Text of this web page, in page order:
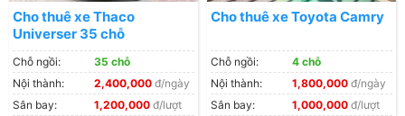
Cho thuê xe Thaco
Universer 35 chỗ
Chỗ ngồi:
35 chỗ
Nội thành:
2,400,000 đ/ngày
Sân bay:
1,200,000 đ/lượt
Cho thuê xe Toyota Camry
Chỗ ngồi:
4 chỗ
Nội thành:
1,800,000 đ/ngày
Sân bay:
1,000,000 đ/lượt